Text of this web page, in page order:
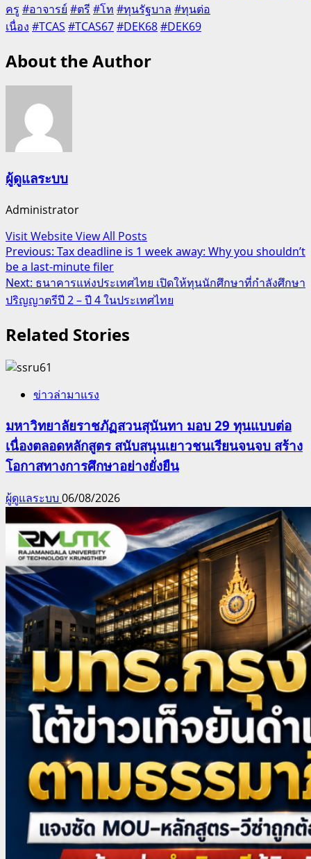
ครู #อาจารย์#ตรี #โท #ทุนรัฐบาล #ทุนต่อ
เนื่อง #TCAS #TCAS67#DEK68#DEK69
About the Author
ผู้ดูแลระบบ
Administrator
Visit WebsiteView All Posts
Post
navigation
Previous: Tax deadline is 1 week away: Why you shouldn’t
be a last-minute filer
Next: ธนาคารแห่งประเทศไทย เปิดให้ทุนนักศึกษาที่กำลังศึกษา
ปริญญาตรีปี 2 – ปี 4 ในประเทศไทย
Related Stories
ข่าวล่ามาแรง
มหาวิทยาลัยราชภัฏสวนสุนันทา มอบ 29 ทุนแบบต่อ
เนื่องตลอดหลักสูตร สนับสนุนเยาวชนเรียนจนจบ สร้าง
โอกาสทางการศึกษาอย่างยั่งยืน
ผู้ดูแลระบบ 06/08/2026